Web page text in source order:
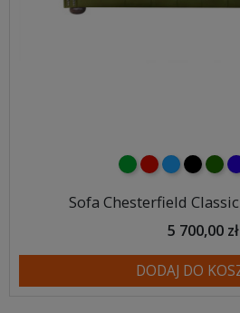
zielonyczerwony
niebieski
czarny
Sofa Chesterfield
5 700,00 zł
DODAJ DO